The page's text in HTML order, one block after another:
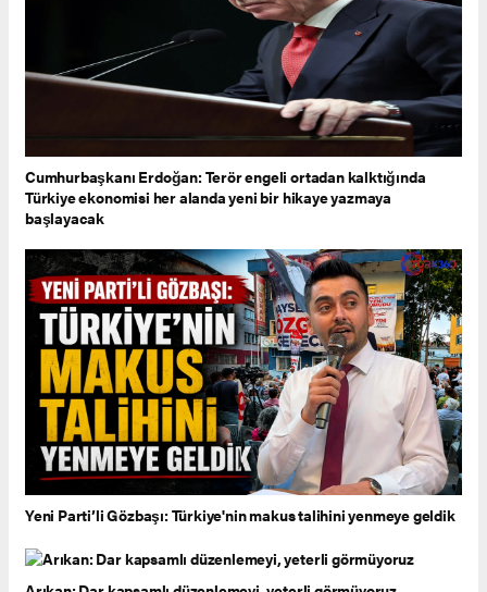
Cumhurbaşkanı Erdoğan: Terör engeli ortadan kalktığında
Türkiye ekonomisi her alanda yeni bir hikaye yazmaya
başlayacak
Yeni Parti’li Gözbaşı: Türkiye'nin makus talihini yenmeye geldik